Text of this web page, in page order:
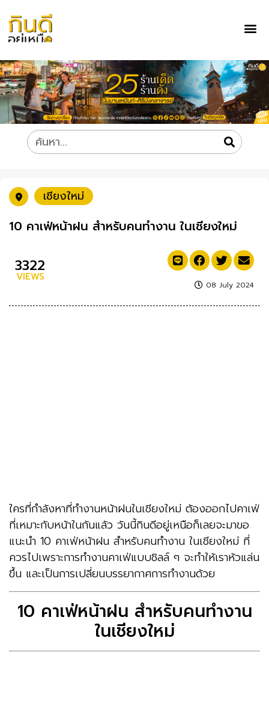
เชียงใหม่
10 คาเฟ่หน้าฝน สำหรับคนทำงาน ในเชียงใหม่
3322
VIEWS
08 July 2024
ใครที่กำลังหาที่ทำงานหน้าฝนในเชียงใหม่ ต้องออกไปคาเฟ่
ที่เหมาะกับหน้าในกันแล้ว วันนี้กินดีอยู่เหนือก็เลยจะมาขอ
แนะนำ 10 คาเฟ่หน้าฝน สำหรับคนทำงาน ในเชียงใหม่ ที่
ควรไปเพราะการทำงานคาเฟ่แบบชิลล์ ๆ จะทำให้เราหัวแล่น
ขึ้น และเป็นการเปลี่ยนบรรยากาศการทำงานด้วย
10 คาเฟ่หน้าฝน สำหรับคนทำงาน
ในเชียงใหม่